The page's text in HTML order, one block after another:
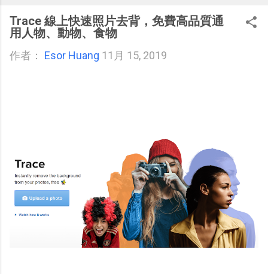
Trace 線上快速照片去背，免費高品質通
用人物、動物、食物
作者： Esor Huang 11月 15, 2019